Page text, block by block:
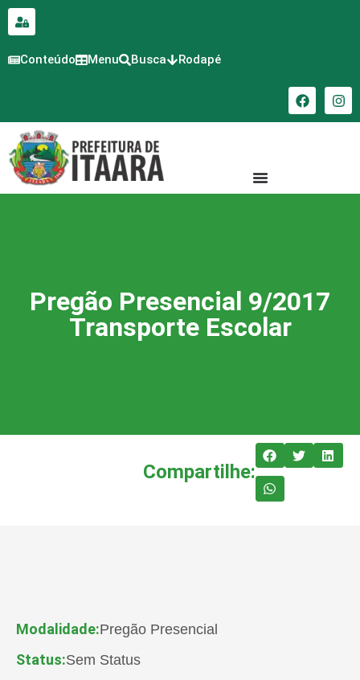
conteúdo
Conteúdo Menu Busca Rodapé
Pregão Presencial 9/2017
Transporte Escolar
Compartilhe:
Modalidade:Pregão Presencial
Status:Sem Status